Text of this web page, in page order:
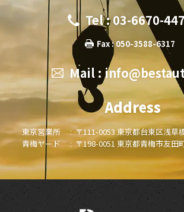
Tel : 03-6670-
Fax : 050-3588-6317
Mail :
Address
東京営業所 : 〒111-0053 東京都台東区浅草
青梅ヤード : 〒198-0051 東京都青梅市友田